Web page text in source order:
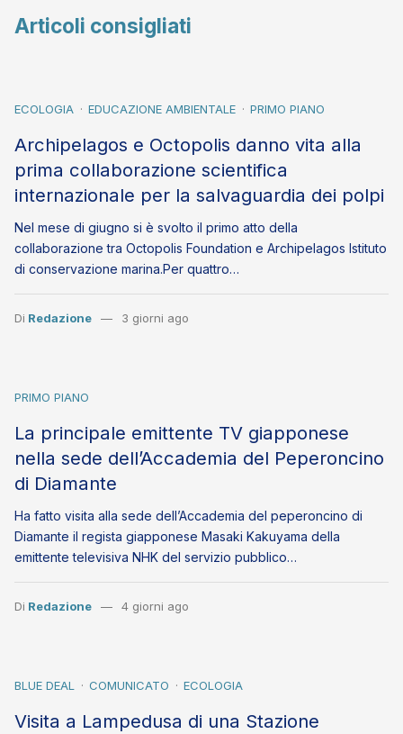
Articoli consigliati
ECOLOGIA EDUCAZIONE AMBIENTALE PRIMO PIANO
Archipelagos e Octopolis danno vita alla
prima collaborazione scientifica
internazionale per la salvaguardia dei polpi
Nel mese di giugno si è svolto il primo atto della
collaborazione tra Octopolis Foundation e Archipelagos Istituto
di conservazione marina.Per quattro…
Di Redazione 3 giorni ago
PRIMO PIANO
La principale emittente TV giapponese
nella sede dell’Accademia del Peperoncino
di Diamante
Ha fatto visita alla sede dell’Accademia del peperoncino di
Diamante il regista giapponese Masaki Kakuyama della
emittente televisiva NHK del servizio pubblico…
Di Redazione 4 giorni ago
BLUE DEAL COMUNICATO ECOLOGIA
Visita a Lampedusa di una Stazione